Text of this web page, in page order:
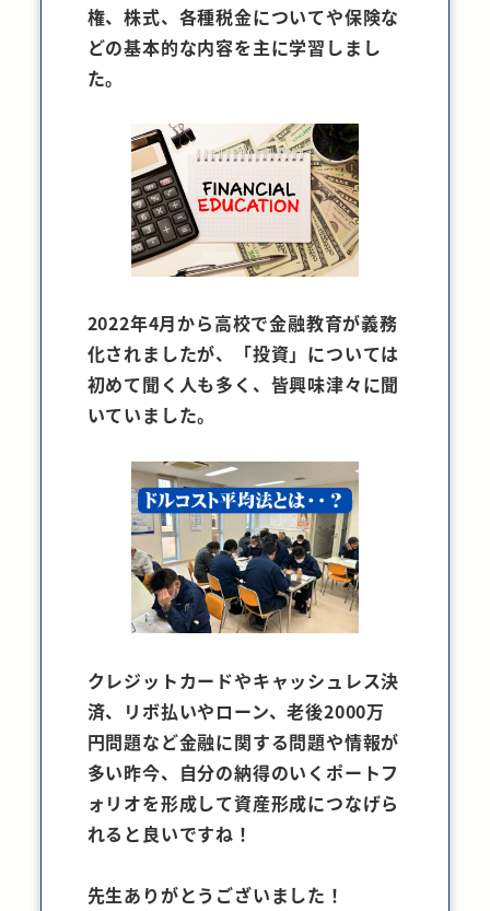
権、株式、各種税金についてや保険な
どの基本的な内容を主に学習しまし
た。
2022年4月から高校で金融教育が義務
化されましたが、「投資」については
初めて聞く人も多く、皆興味津々に聞
いていました。
クレジットカードやキャッシュレス決
済、リボ払いやローン、老後2000万
円問題など金融に関する問題や情報が
多い昨今、自分の納得のいくポートフ
ォリオを形成して資産形成につなげら
れると良いですね！
先生ありがとうございました！